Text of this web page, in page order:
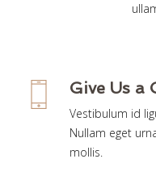
Give Us a
Vestibulum id
Nullam eget
mollis.